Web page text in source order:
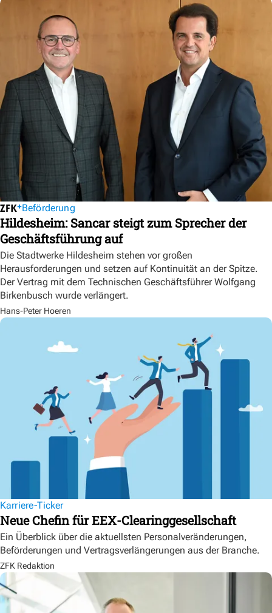
Beförderung
Hildesheim: Sancar steigt zum Sprecher der
Geschäftsführung auf
Die Stadtwerke Hildesheim stehen vor großen
Herausforderungen und setzen auf Kontinuität an der Spitze.
Der Vertrag mit dem Technischen Geschäftsführer Wolfgang
Birkenbusch wurde verlängert.
Hans-Peter Hoeren
Karriere-Ticker
Neue Chefin für EEX-Clearinggesellschaft
Ein Überblick über die aktuellsten Personalveränderungen,
Beförderungen und Vertragsverlängerungen aus der Branche.
ZFK Redaktion